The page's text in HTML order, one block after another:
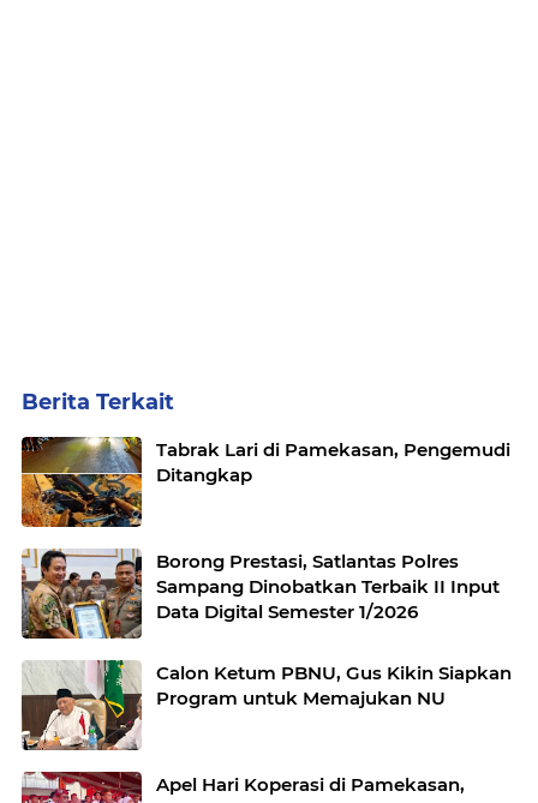
Berita Terkait
Tabrak Lari di Pamekasan, Pengemudi
Ditangkap
Borong Prestasi, Satlantas Polres
Sampang Dinobatkan Terbaik II Input
Data Digital Semester 1/2026
Calon Ketum PBNU, Gus Kikin Siapkan
Program untuk Memajukan NU
Apel Hari Koperasi di Pamekasan,